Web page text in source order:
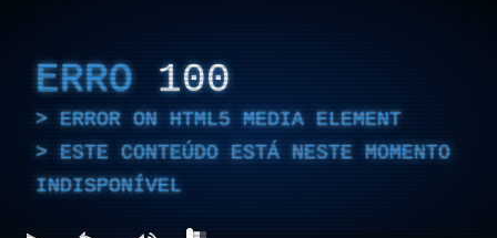
ERRO 100
ERROR ON HTML5 MEDIA ELEMENT
ESTE CONTEÚDO ESTÁ NESTE MOMENTO
INDISPONÍVEL